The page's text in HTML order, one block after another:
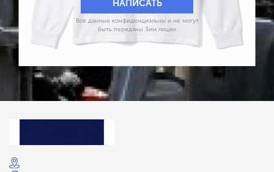
Все данные конфиденциальны и не могут
быть переданы 3им лицам